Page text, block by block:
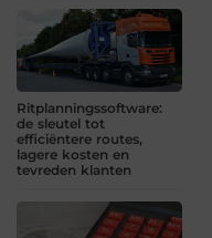
Ritplanningssoftware:
de sleutel tot
efficiëntere routes,
lagere kosten en
tevreden klanten